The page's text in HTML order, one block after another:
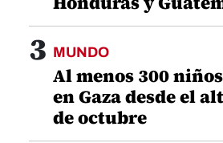
MUNDO
Empleado de Costco
compañero por celos y
en video
MUNDO